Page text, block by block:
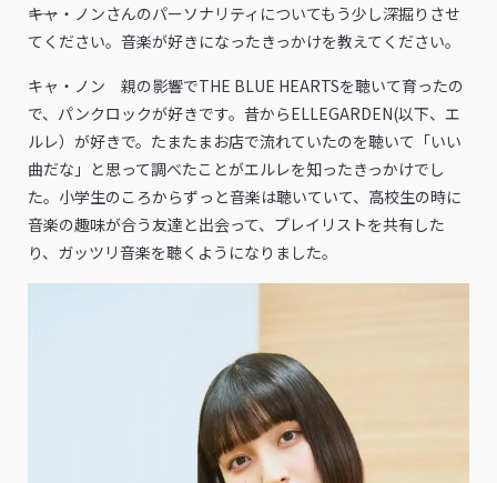
――キャ・ノンさんのパーソナリティについてもう少し深掘りさせ
てください。音楽が好きになったきっかけを教えてください。
キャ・ノン 親の影響でTHE BLUE HEARTSを聴いて育ったの
で、パンクロックが好きです。昔からELLEGARDEN(以下、エ
ルレ）が好きで。たまたまお店で流れていたのを聴いて「いい
曲だな」と思って調べたことがエルレを知ったきっかけでし
た。小学生のころからずっと音楽は聴いていて、高校生の時に
音楽の趣味が合う友達と出会って、プレイリストを共有した
り、ガッツリ音楽を聴くようになりました。